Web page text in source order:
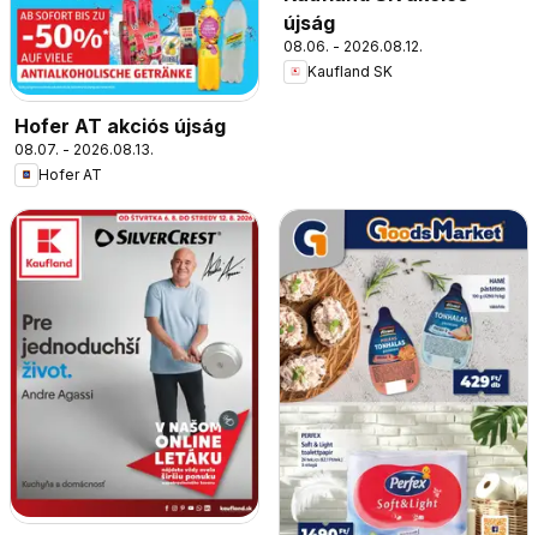
Hofer AT akciós újság
08.07. - 2026.08.13.
Hofer AT
újság
08.06. - 2026.08.12.
Kaufland SK